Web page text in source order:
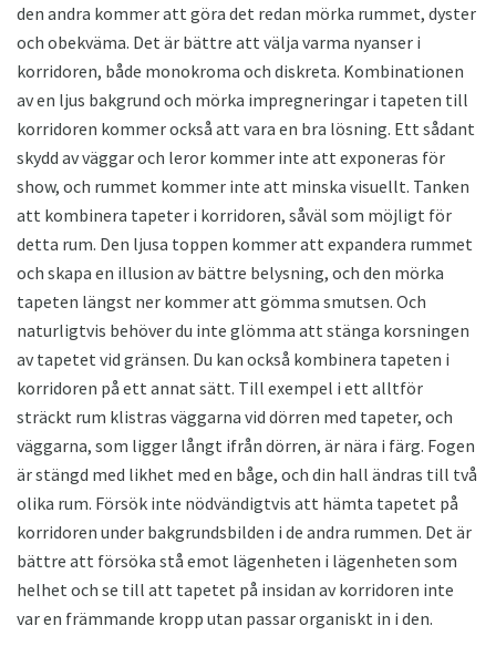
den andra kommer att göra det redan mörka rummet, dyster
och obekväma. Det är bättre att välja varma nyanser i
korridoren, både monokroma och diskreta. Kombinationen
av en ljus bakgrund och mörka impregneringar i tapeten till
korridoren kommer också att vara en bra lösning. Ett sådant
skydd av väggar och leror kommer inte att exponeras för
show, och rummet kommer inte att minska visuellt. Tanken
att kombinera tapeter i korridoren, såväl som möjligt för
detta rum. Den ljusa toppen kommer att expandera rummet
och skapa en illusion av bättre belysning, och den mörka
tapeten längst ner kommer att gömma smutsen. Och
naturligtvis behöver du inte glömma att stänga korsningen
av tapetet vid gränsen. Du kan också kombinera tapeten i
korridoren på ett annat sätt. Till exempel i ett alltför
sträckt rum klistras väggarna vid dörren med tapeter, och
väggarna, som ligger långt ifrån dörren, är nära i färg. Fogen
är stängd med likhet med en båge, och din hall ändras till två
olika rum. Försök inte nödvändigtvis att hämta tapetet på
korridoren under bakgrundsbilden i de andra rummen. Det är
bättre att försöka stå emot lägenheten i lägenheten som
helhet och se till att tapetet på insidan av korridoren inte
var en främmande kropp utan passar organiskt in i den.